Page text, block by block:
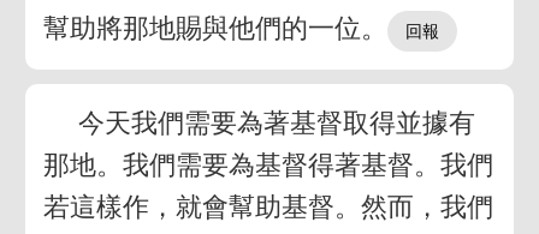
幫助將那地賜與他們的一位。
今天我們需要為著基督取得並據有
那地。我們需要為基督得著基督。我們
若這樣作，就會幫助基督。然而，我們